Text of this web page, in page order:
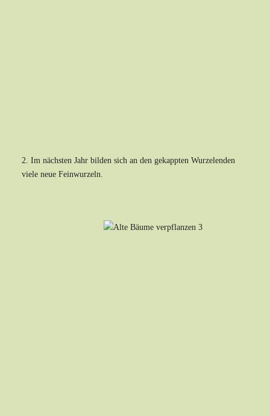
2. Im nächsten Jahr bilden sich an den gekappten Wurzelenden
viele neue Feinwurzeln.